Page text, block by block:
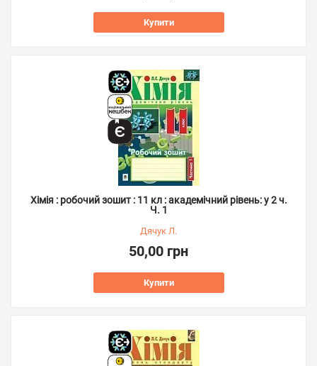
Купити
Хімія : робочий зошит : 11 кл : академічний рівень: у 2 ч.
Ч. 1
Дячук Л.
50,00 грн
Купити